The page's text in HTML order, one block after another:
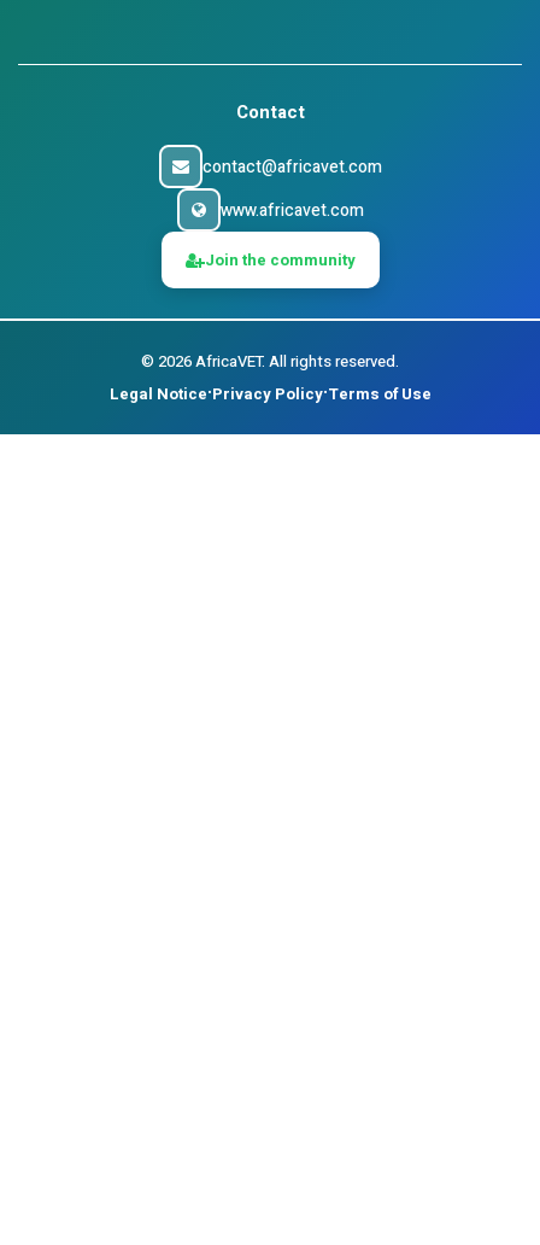
Contact
contact@africavet.com
www.africavet.com
Join the community
© 2026AfricaVET. All rights reserved.
Legal Notice•Privacy Policy•Terms of Use